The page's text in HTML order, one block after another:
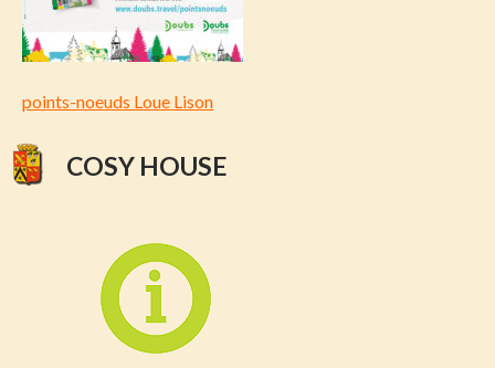
points-noeuds Loue Lison
COSY HOUSE